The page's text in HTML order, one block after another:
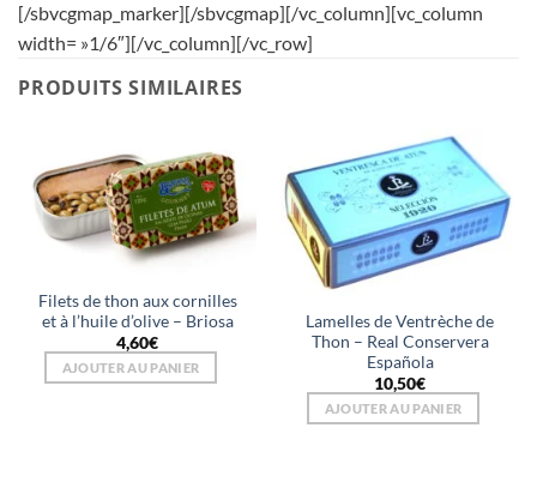
[/sbvcgmap_marker][/sbvcgmap][/vc_column][vc_column
width= »1/6″][/vc_column][/vc_row]
PRODUITS SIMILAIRES
Filets de thon aux cornilles
et à l’huile d’olive – Briosa
4,60€
AJOUTER AU PANIER
Lamelles de Ventrèche de
Thon – Real Conservera
Española
10,50€
AJOUTER AU PANIER